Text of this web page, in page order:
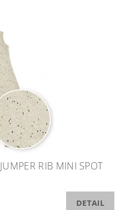
RIB MINI SPOT
DETAIL